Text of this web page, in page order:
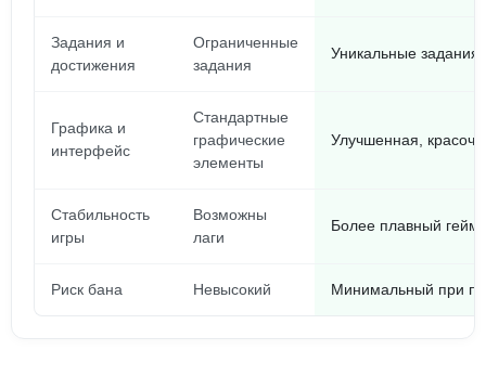
Задания и
достижения
Ограниченные
задания
Уникальные задания
Графика и
интерфейс
Стандартные
графические
элементы
Улучшенная,
Стабильность
игры
Возможны
лаги
Более плавный
Риск бана Невысокий Минимальный при